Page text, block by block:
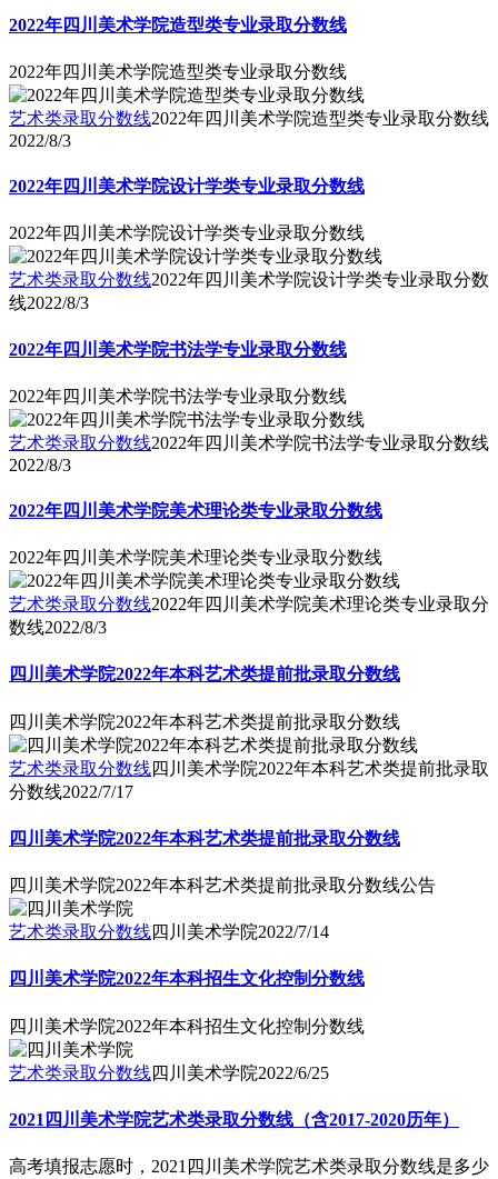
2022年四川美术学院造型类专业录取分数线
2022年四川美术学院造型类专业录取分数线
艺术类录取分数线2022年四川美术学院造型类专业录取分数线
2022/8/3
2022年四川美术学院设计学类专业录取分数线
2022年四川美术学院设计学类专业录取分数线
艺术类录取分数线2022年四川美术学院设计学类专业录取分数
线2022/8/3
2022年四川美术学院书法学专业录取分数线
2022年四川美术学院书法学专业录取分数线
艺术类录取分数线2022年四川美术学院书法学专业录取分数线
2022/8/3
2022年四川美术学院美术理论类专业录取分数线
2022年四川美术学院美术理论类专业录取分数线
艺术类录取分数线2022年四川美术学院美术理论类专业录取分
数线2022/8/3
四川美术学院2022年本科艺术类提前批录取分数线
四川美术学院2022年本科艺术类提前批录取分数线
艺术类录取分数线四川美术学院2022年本科艺术类提前批录取
分数线2022/7/17
四川美术学院2022年本科艺术类提前批录取分数线
四川美术学院2022年本科艺术类提前批录取分数线公告
艺术类录取分数线四川美术学院2022/7/14
四川美术学院2022年本科招生文化控制分数线
四川美术学院2022年本科招生文化控制分数线
艺术类录取分数线四川美术学院2022/6/25
2021四川美术学院艺术类录取分数线（含2017-2020历年）
高考填报志愿时，2021四川美术学院艺术类录取分数线是多少